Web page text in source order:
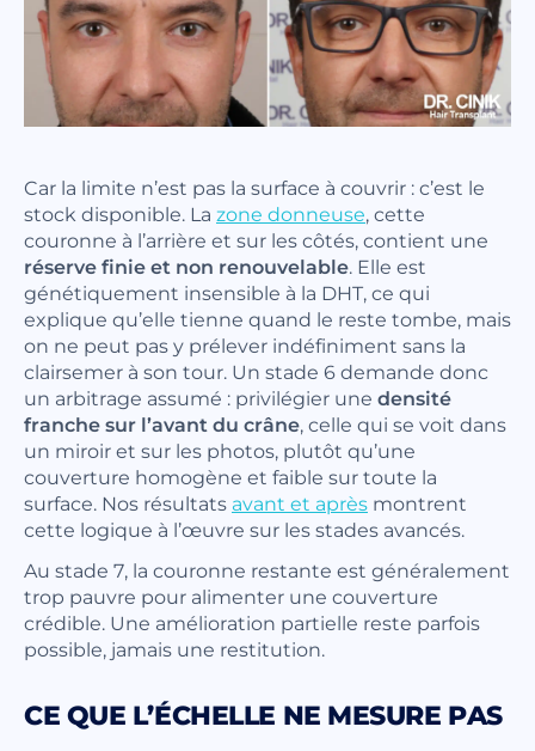
Car la limite n’est pas la surface à couvrir : c’est le
stock disponible. La zone donneuse, cette
couronne à l’arrière et sur les côtés, contient une
réserve finie et non renouvelable. Elle est
génétiquement insensible à la DHT, ce qui
explique qu’elle tienne quand le reste tombe, mais
on ne peut pas y prélever indéfiniment sans la
clairsemer à son tour. Un stade 6 demande donc
un arbitrage assumé : privilégier une densité
franche sur l’avant du crâne, celle qui se voit dans
un miroir et sur les photos, plutôt qu’une
couverture homogène et faible sur toute la
surface. Nos résultats avant et après montrent
cette logique à l’œuvre sur les stades avancés.
Au stade 7, la couronne restante est généralement
trop pauvre pour alimenter une couverture
crédible. Une amélioration partielle reste parfois
possible, jamais une restitution.
CE QUE L’ÉCHELLE NE MESURE PAS